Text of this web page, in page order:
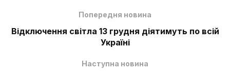
Попередня новина
Відключення світла 13 грудня діятимуть по всій
Україні
Наступна новина